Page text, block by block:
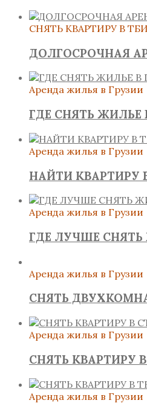
СНЯТЬ КВАРТИРУ В
ДОЛГОСРОЧНАЯ
Аренда жилья в Грузии
ГДЕ СНЯТЬ ЖИЛЬЕ
Аренда жилья в Грузии
НАЙТИ КВАРТИРУ
Аренда жилья в Грузии
ГДЕ ЛУЧШЕ
Аренда жилья в Грузии
СНЯТЬ
Аренда жилья в Грузии
СНЯТЬ КВАРТИРУ
Аренда жилья в Грузии